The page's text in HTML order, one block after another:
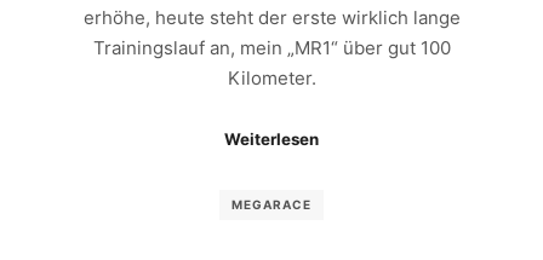
erhöhe, heute steht der erste wirklich lange
Trainingslauf an, mein „MR1“ über gut 100
Kilometer.
Weiterlesen
MEGARACE